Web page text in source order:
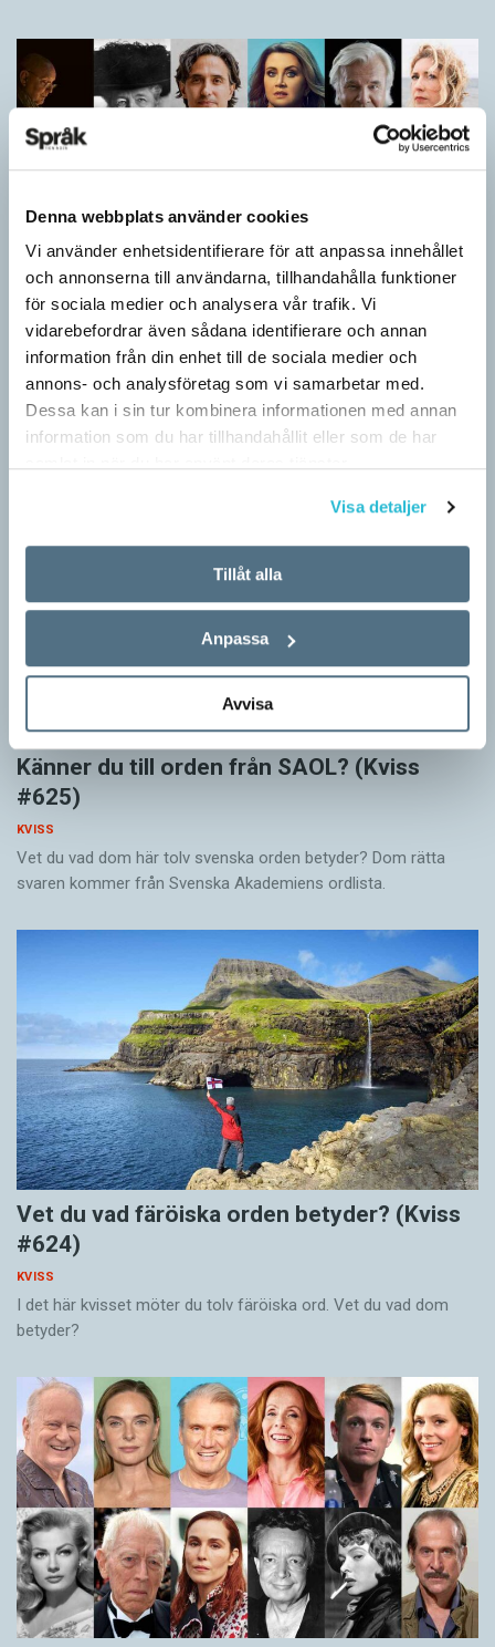
Denna webbplats använder cookies
Vi använder enhetsidentifierare för att anpassa innehållet
och annonserna till användarna, tillhandahålla funktioner
för sociala medier och analysera vår trafik. Vi
vidarebefordrar även sådana identifierare och annan
information från din enhet till de sociala medier och
annons- och analysföretag som vi samarbetar med.
Dessa kan i sin tur kombinera informationen med annan
information som du har tillhandahållit eller som de har
Visa detaljer
Tillåt alla
Anpassa
Avvisa
Vilket språk är detta? (Kviss #626)
KVISS
I det här kvisset möter du texter om berömda svenska
författare på tolv olika språk hämtade från Wikipedia. Men vilka
är språken?
Känner du till orden från SAOL? (Kviss
#625)
KVISS
Vet du vad dom här tolv svenska orden betyder? Dom rätta
svaren kommer från Svenska Akademiens ordlista.
Vet du vad färöiska orden betyder? (Kviss
#624)
KVISS
I det här kvisset möter du tolv färöiska ord. Vet du vad dom
betyder?